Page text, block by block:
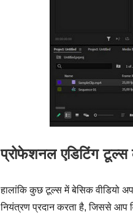
प्रोफेशनल एडिटिंग
हालांकि कुछ टूल्स में बेसिक वीडियो
नियंत्रण प्रदान करता है, जिससे आप